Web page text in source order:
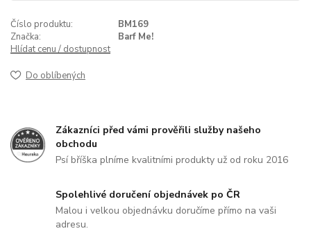
Číslo produktu:
BM169
Značka:
Barf Me!
Hlídat cenu / dostupnost
Do oblíbených
Zákazníci před vámi prověřili služby našeho
obchodu
Psí bříška plníme kvalitními produkty už od roku 2016
Spolehlivé doručení objednávek po ČR
Malou i velkou objednávku doručíme přímo na vaši
adresu.